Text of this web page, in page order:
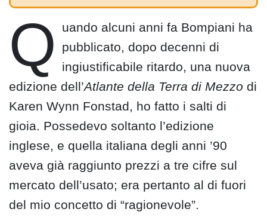
Q
uando alcuni anni fa Bompiani ha
pubblicato, dopo decenni di
ingiustificabile ritardo, una nuova
edizione dell’Atlante della Terra di Mezzo di
Karen Wynn Fonstad, ho fatto i salti di
gioia. Possedevo soltanto l’edizione
inglese, e quella italiana degli anni ’90
aveva già raggiunto prezzi a tre cifre sul
mercato dell’usato; era pertanto al di fuori
del mio concetto di “ragionevole”.